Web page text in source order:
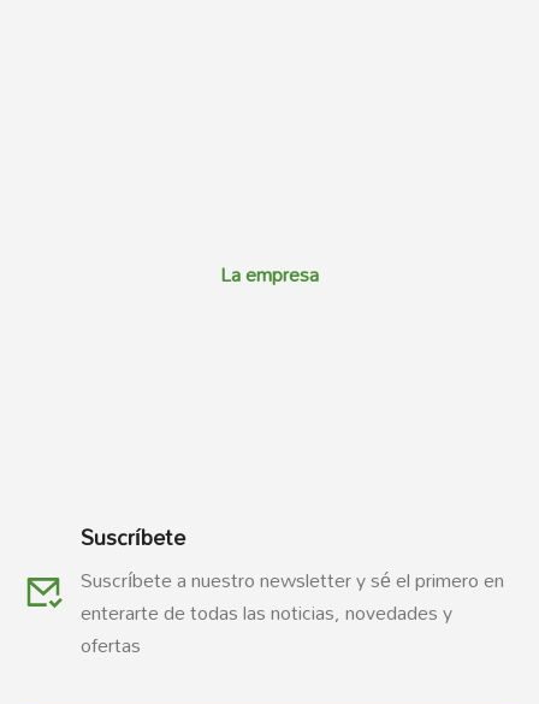
La empresa
Suscríbete
Suscríbete a nuestro newsletter y sé el primero en
enterarte de todas las noticias, novedades y
ofertas